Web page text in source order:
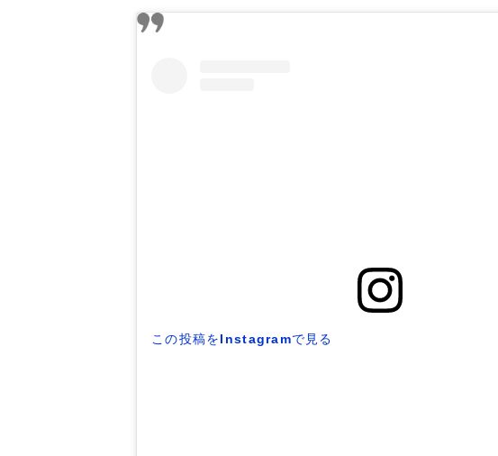
この投稿をInstagramで見る